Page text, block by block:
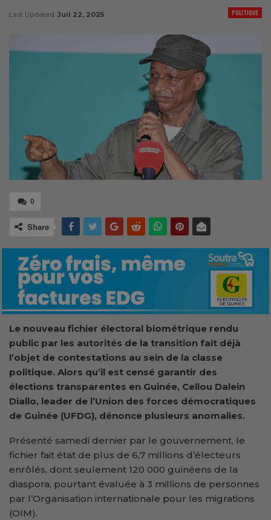
POLITIQUE
Last Updated Juil 22, 2025
0
Share
Le nouveau fichier électoral biométrique rendu
public par les autorités de la transition fait déjà
l’objet de contestations au sein de la classe
politique. Alors qu’il est censé garantir des
élections transparentes en Guinée, Cellou Dalein
Diallo, leader de l’Union des forces démocratiques
de Guinée (UFDG), dénonce plusieurs anomalies.
Présenté samedi dernier par le gouvernement, le
fichier fait état de plus de 6,7 millions d’électeurs
enrôlés, dont seulement 120 000 guinéens de la
diaspora, pourtant évaluée à 3 millions de personnes
par l’Organisation internationale pour les migrations
(OIM).